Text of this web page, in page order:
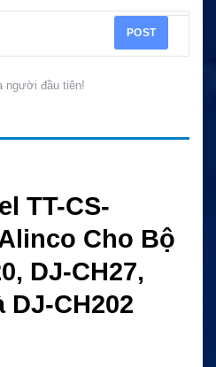
POST
người đầu tiên!
TT-CS-
Cho Bộ
DJ-CH27,
DJ-CH202